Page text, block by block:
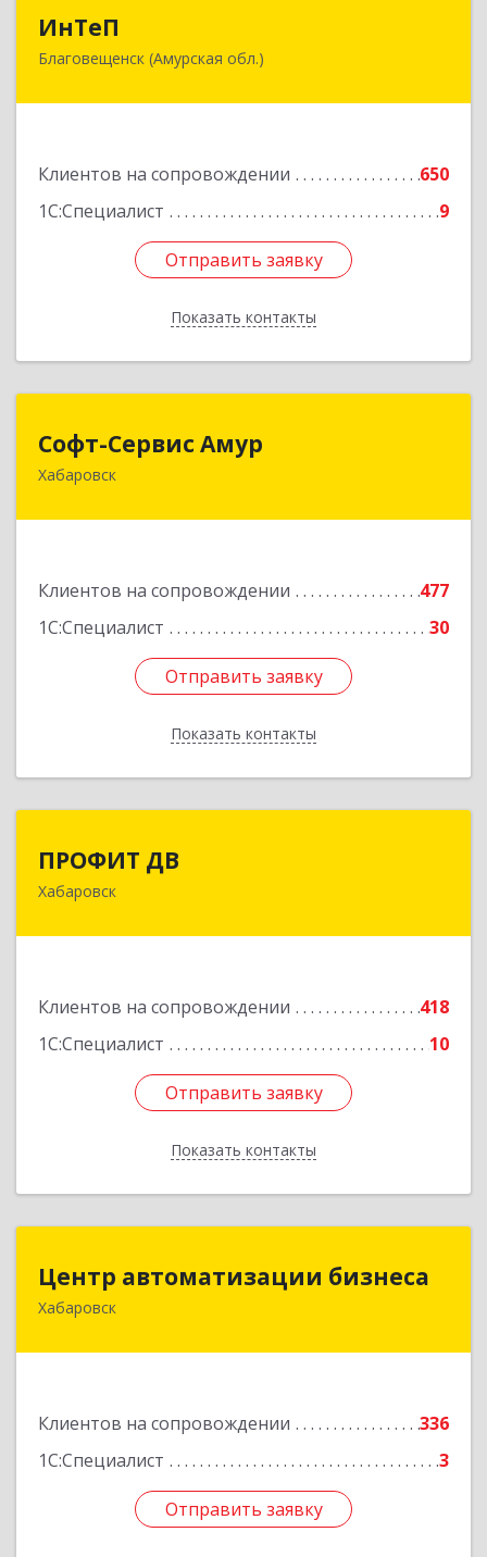
ИнТеП
Благовещенск (Амурская обл.)
Клиентов на сопровождении
650
1С:Специалист
9
Отправить заявку
Показать контакты
675000, Амурская обл, Благовещенск г,
Отправить заявку
Назад
Софт-Сервис Амур
Хабаровск
Клиентов на сопровождении
477
1С:Специалист
30
Отправить заявку
Показать контакты
680000, Хабаровский край, Хабаровск г,
Отправить заявку
Назад
ПРОФИТ ДВ
Хабаровск
Клиентов на сопровождении
418
1С:Специалист
10
Отправить заявку
Показать контакты
680000, Хабаровский край, Хабаровск г,
Отправить заявку
Назад
Центр автоматизации бизнеса
Хабаровск
Клиентов на сопровождении
336
1С:Специалист
3
Отправить заявку
Центр автоматизации бизнеса
680030, Хабаровский край, Хабаровск г, Ленина
Отправить заявку